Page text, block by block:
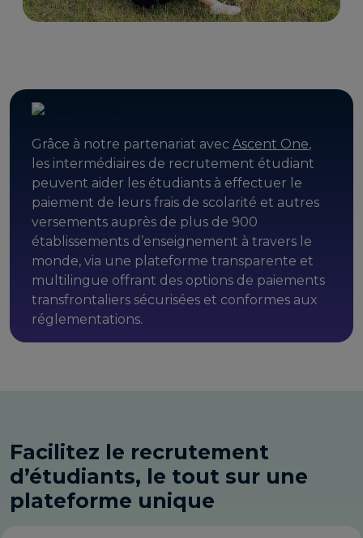
Grâce à notre partenariat avec Ascent One,
les intermédiaires de recrutement étudiant
peuvent aider les étudiants à effectuer le
paiement de leurs frais de scolarité et autres
versements auprès de plus de 900
établissements d’enseignement à travers le
monde, via une plateforme transparente et
multilingue offrant des options de paiements
transfrontaliers sécurisées et conformes aux
réglementations.
Facilitez le recrutement
d’étudiants, le tout sur une
plateforme unique